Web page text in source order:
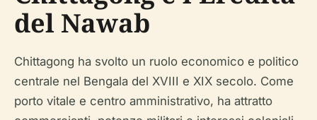
del Nawab
Chittagong ha svolto un ruolo economico e politico
centrale nel Bengala del XVIII e XIX secolo. Come
porto vitale e centro amministrativo, ha attratto